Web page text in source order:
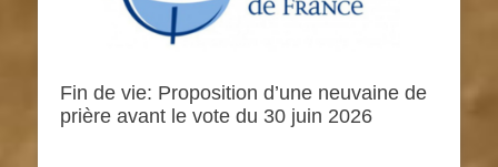
Fin de vie: Proposition d’une neuvaine de
prière avant le vote du 30 juin 2026